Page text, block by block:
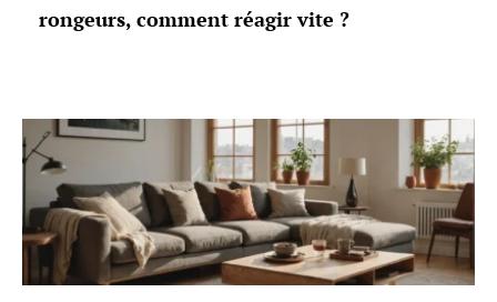
rongeurs, comment réagir vite ?